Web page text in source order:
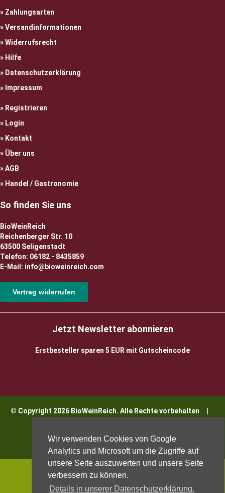
Wir verwenden Cookies von Google
Analytics und Microsoft um die Zugriffe auf
unsere Seite auszuwerten und unsere Seite
verbessern zu können.
Details in unserer Datenschutzerklärung.
Zahlungsarten
Versandinformationen
Widerrufsrecht
Hilfe
Datenschutzerklärung
Impressum
Registrieren
Login
Kontakt
Über uns
AGB
Handel / Gastronomie
So finden Sie uns
BioWeinReich
Reichenberger Str. 10
63500 Seligenstadt
Telefon: 06182 - 8435859
E-Mail: info@bioweinreich.com
Vertrag widerrufen
Jetzt Newsletter abonnieren
Erstbesteller sparen 5 EUR mit Gutscheincode
© Copyright 2026 BioWeinReich. Alle Rechte vorbehalten |